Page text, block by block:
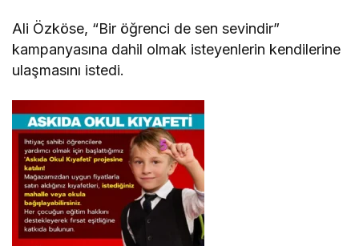
Ali Özköse, “Bir öğrenci de sen sevindir”
kampanyasına dahil olmak isteyenlerin kendilerine
ulaşmasını istedi.